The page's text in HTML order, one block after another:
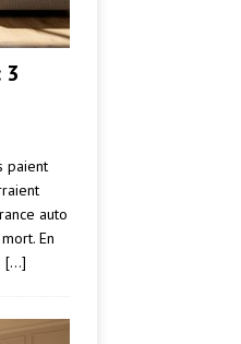
3
paient
auto
En
[…]